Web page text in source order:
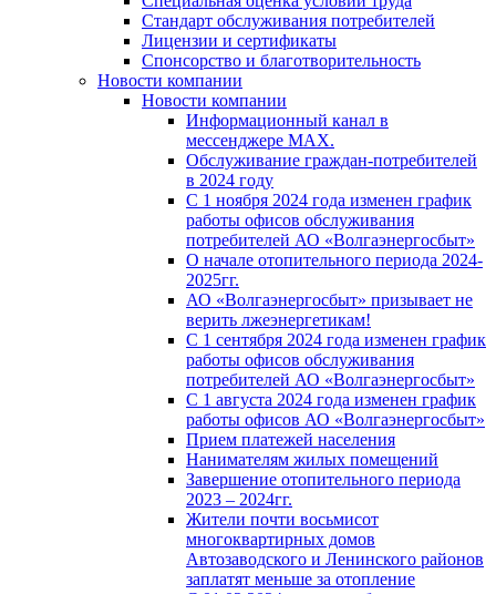
Стандарт обслуживания потребителей
Лицензии и сертификаты
Спонсорство и благотворительность
Новости компании
Новости компании
Информационный канал в
мессенджере MAX.
Обслуживание граждан-потребителей
в 2024 году
С 1 ноября 2024 года изменен график
работы офисов обслуживания
потребителей АО «Волгаэнергосбыт»
О начале отопительного периода 2024-
2025гг.
АО «Волгаэнергосбыт» призывает не
верить лжеэнергетикам!
С 1 сентября 2024 года изменен график
работы офисов обслуживания
потребителей АО «Волгаэнергосбыт»
С 1 августа 2024 года изменен график
работы офисов АО «Волгаэнергосбыт»
Прием платежей населения
Нанимателям жилых помещений
Завершение отопительного периода
2023 – 2024гг.
Жители почти восьмисот
многоквартирных домов
Автозаводского и Ленинского районов
заплатят меньше за отопление